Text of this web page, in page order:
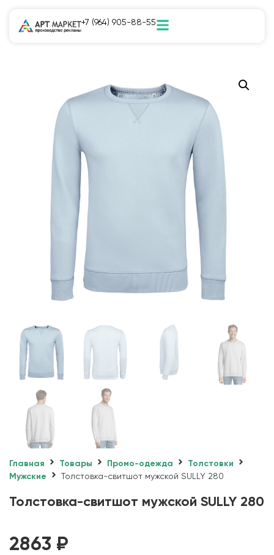
+7 (964) 905-88-55
Главная Товары Промо-одежда
Толстовки
Мужские
Толстовка-свитшот мужской SULLY 280
Толстовка-свитшот мужской SULLY 280
2863 ₽